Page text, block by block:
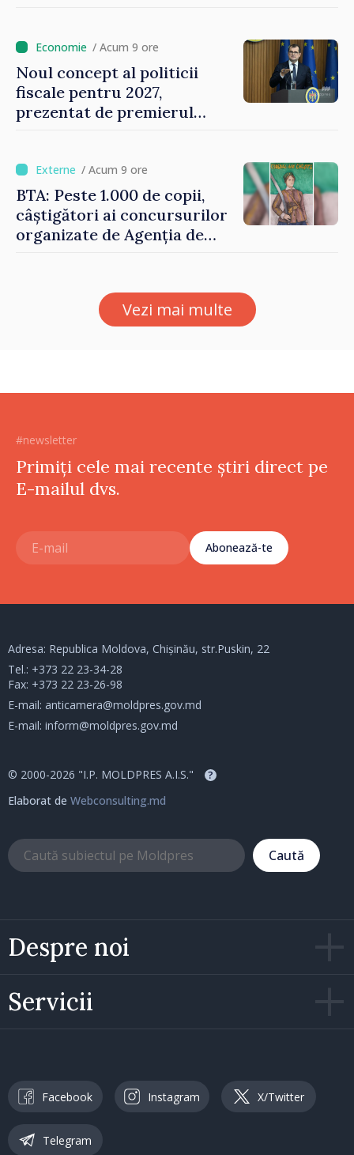
oamenilor”/ Acum 9 ore
Noul concept al politicii
fiscale pentru 2027,
prezentat de premierul
investițiile, taxăm viciile și
echilibrăm taxarea
consumului”
/ Acum 9 ore
BTA: Peste 1.000 de copii,
câștigători ai concursurilor
organizate de Agenția de
Vezi mai multe
#newsletter
Primiți cele mai recente știri direct pe
E-mailul dvs.
Abonează-te
Despre noi
Servicii
Adresa: Republica Moldova, Chișinău, str.Puskin, 22
Tel.: +373 22 23-34-28
Fax: +373 22 23-26-98
E-mail: anticamera@moldpres.gov.md
E-mail: inform@moldpres.gov.md
© 2000-2026 "I.P. MOLDPRES A.I.S." ?
Elaborat de Webconsulting.md
Caută
Facebook Instagram X/Twitter
Telegram